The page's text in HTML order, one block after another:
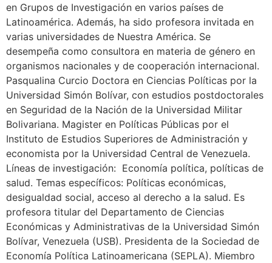
en Grupos de Investigación en varios países de
Latinoamérica. Además, ha sido profesora invitada en
varias universidades de Nuestra América. Se
desempeña como consultora en materia de género en
organismos nacionales y de cooperación internacional.
Pasqualina Curcio Doctora en Ciencias Políticas por la
Universidad Simón Bolívar, con estudios postdoctorales
en Seguridad de la Nación de la Universidad Militar
Bolivariana. Magister en Políticas Públicas por el
Instituto de Estudios Superiores de Administración y
economista por la Universidad Central de Venezuela.
Líneas de investigación: Economía política, políticas de
salud. Temas específicos: Políticas económicas,
desigualdad social, acceso al derecho a la salud. Es
profesora titular del Departamento de Ciencias
Económicas y Administrativas de la Universidad Simón
Bolívar, Venezuela (USB). Presidenta de la Sociedad de
Economía Política Latinoamericana (SEPLA). Miembro